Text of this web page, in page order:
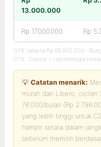
13.000.000
Rp 17.000.000 Rp
OTR Jakarta Rp 66.900.000 ·
OTR · Disorot = rekomendasi
💡Catatan menarik:
murah dari Libero, cicilan
76.000/bulan (Rp
yang lebih tinggi untuk
hampir setara dalam
sebelum memilih